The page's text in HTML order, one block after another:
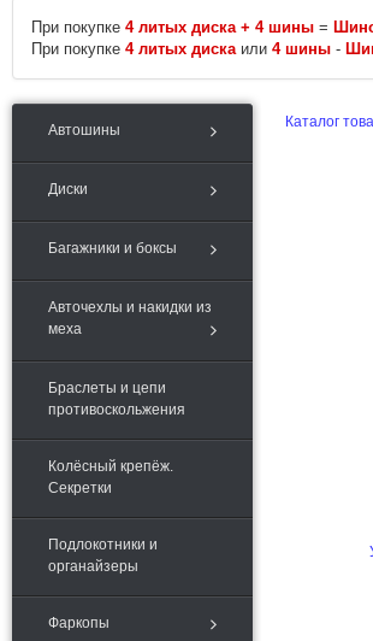
При покупке 4 литых диска + 4 шины =
При покупке 4 литых диска или 4 шины -
Автошины
Диски
Багажники и боксы
Авточехлы и накидки из
меха
Браслеты и цепи
противоскольжения
Колёсный крепёж.
Секретки
Подлокотники и
органайзеры
Фаркопы
Каталог